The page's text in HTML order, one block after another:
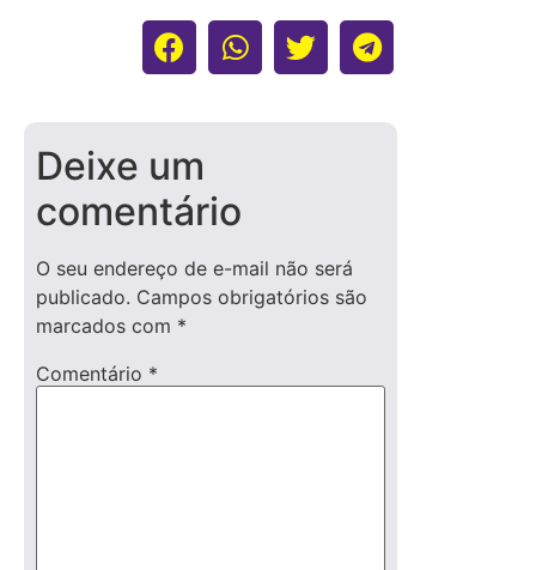
Deixe um
comentário
O seu endereço de e-mail não será
publicado. Campos obrigatórios são
marcados com *
Comentário *